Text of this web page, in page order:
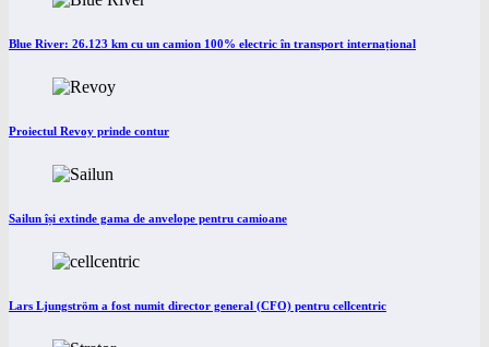
Blue River: 26.123 km cu un camion 100% electric în transport internațional
Proiectul Revoy prinde contur
Sailun își extinde gama de anvelope pentru camioane
Lars Ljungström a fost numit director general (CFO) pentru cellcentric